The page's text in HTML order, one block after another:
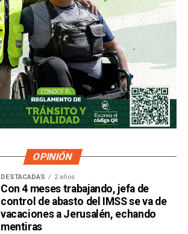
OPINIÓN
DESTACADAS 2 años
Con 4 meses trabajando, jefa de
control de abasto del IMSS se va de
vacaciones a Jerusalén, echando
mentiras